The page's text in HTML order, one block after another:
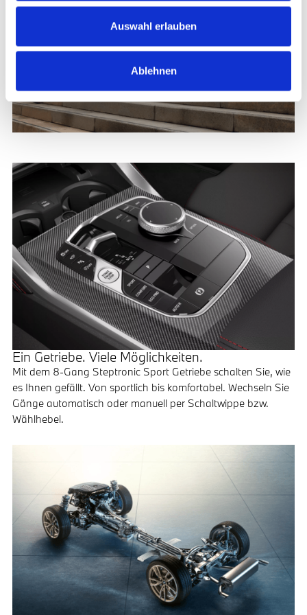
Auswahl erlauben
Ablehnen
Ein Getriebe. Viele Möglichkeiten.
Mit dem 8-Gang Steptronic Sport Getriebe schalten Sie, wie
es Ihnen gefällt. Von sportlich bis komfortabel. Wechseln Sie
Gänge automatisch oder manuell per Schaltwippe bzw.
Wählhebel.